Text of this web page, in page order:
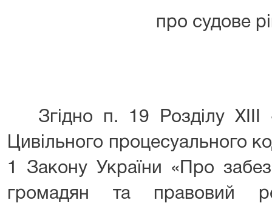
про судове
Згідно п. 19 Розділу XIII
Цивільного процесуального
1 Закону України «Про
громадян та правовий